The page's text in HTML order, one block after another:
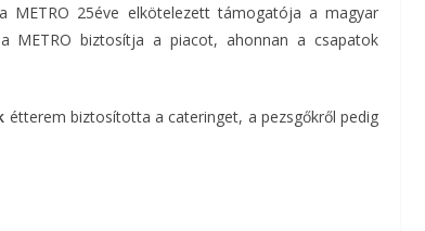
METRO 25éve elkötelezett támogatója a magyar
METRO biztosítja a piacot, ahonnan a csapatok
étterem biztosította a cateringet, a pezsgőkről pedig